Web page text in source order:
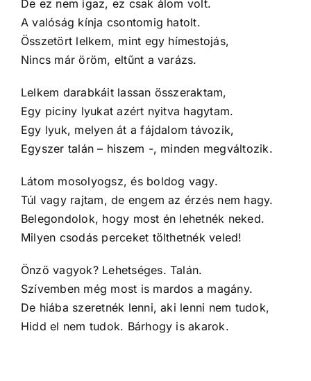
De ez nem igaz, ez csak álom volt.
A valóság kínja csontomig hatolt.
Összetört lelkem, mint egy hímestojás,
Nincs már öröm, eltűnt a varázs.
Lelkem darabkáit lassan összeraktam,
Egy piciny lyukat azért nyitva hagytam.
Egy lyuk, melyen át a fájdalom távozik,
Egyszer talán – hiszem -, minden megváltozik.
Látom mosolyogsz, és boldog vagy.
Túl vagy rajtam, de engem az érzés nem hagy.
Belegondolok, hogy most én lehetnék neked.
Milyen csodás perceket tölthetnék veled!
Önző vagyok? Lehetséges. Talán.
Szívemben még most is mardos a magány.
De hiába szeretnék lenni, aki lenni nem tudok,
Hidd el nem tudok. Bárhogy is akarok.